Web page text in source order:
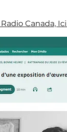
Canada,